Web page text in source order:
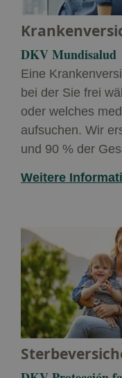
DKV Mundisalud
Eine
bei der Sie frei
oder welches
aufsuchen. Wir
und 90 % der
Weitere